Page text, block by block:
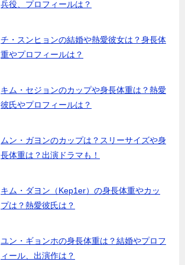
兵役、プロフィールは？
チ・スンヒョンの結婚や熱愛彼女は？身長体
重やプロフィールは？
キム・セジョンのカップや身長体重は？熱愛
彼氏やプロフィールは？
ムン・ガヨンのカップは？スリーサイズや身
長体重は？出演ドラマも！
キム・ダヨン（Kep1er）の身長体重やカッ
プは？熱愛彼氏は？
ユン・ギョンホの身長体重は？結婚やプロフ
ィール、出演作は？